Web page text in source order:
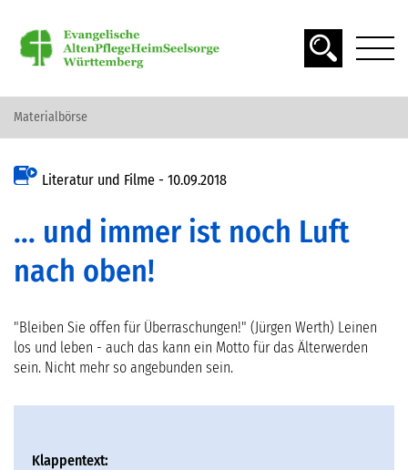
SEELSORGE
MATERIAL FINDEN
SERVICE
Materialbörse
Literatur und Filme - 10.09.2018
... und immer ist noch Luft
nach oben!
"Bleiben Sie offen für Überraschungen!" (Jürgen Werth) Leinen
los und leben - auch das kann ein Motto für das Älterwerden
sein. Nicht mehr so angebunden sein.
Klappentext: